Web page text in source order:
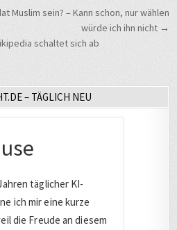
Muslim sein? – Kann schon, nur wählen
würde ich ihn nicht →
schaltet sich ab
– TÄGLICH NEU